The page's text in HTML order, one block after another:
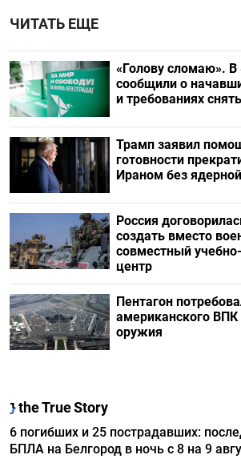
ЧИТАТЬ ЕЩЕ
«Голову сломаю». В
сообщили о
и требованиях
Трамп заявил
готовности
Ираном без
Россия
создать вместо
совместный
центр
Пентагон
американского ВПК
оружия